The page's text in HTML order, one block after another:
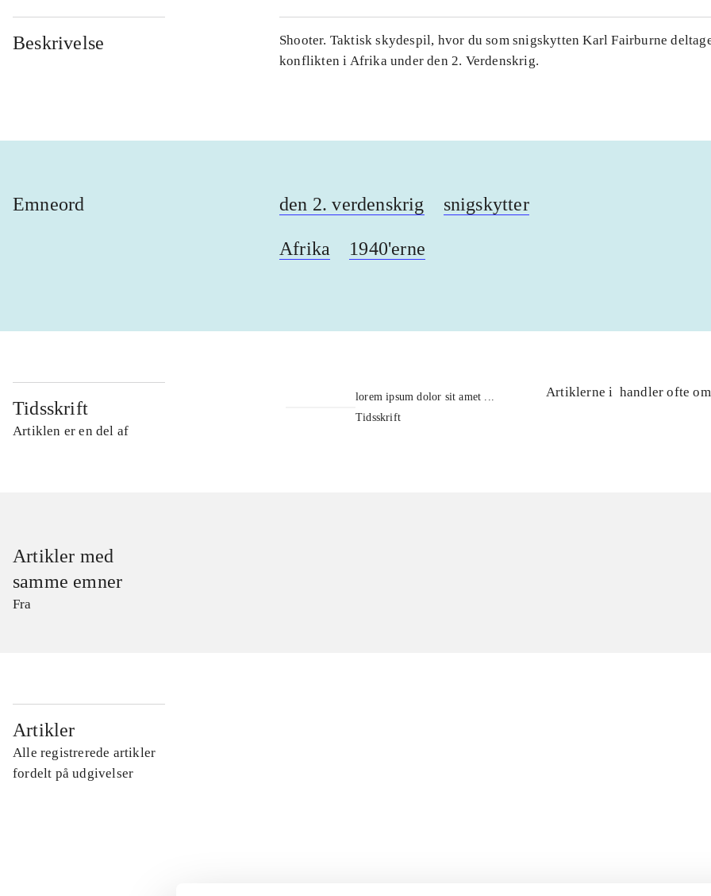
Beskrivelse
Shooter. Taktisk skydespil, hvor du som snigskytten Karl Fairburne
konflikten i Afrika under den 2. Verdenskrig.
Emneord den 2. verdenskrig snigskytter
Afrika 1940'erne
Tidsskrift
Artiklen er en del af
lorem ipsum dolor sit amet ...
Tidsskrift
Artiklerne i handler ofte om
Artikler med
samme emner
Fra
Artikler
Alle registrerede artikler
fordelt på udgivelser